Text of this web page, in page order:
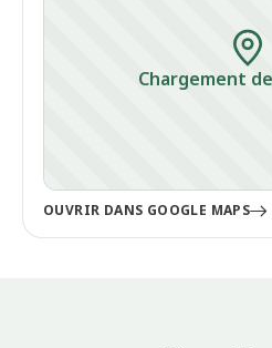
Chargement
OUVRIR DANS GOOGLE MAPS